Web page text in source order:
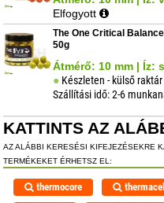
Elfogyott
The One Critical
50g
Átmérő: 10 mm | Íz:
Készleten - külső
Szállítási idő: 2-6
KATTINTS AZ
AZ ALÁBBI KERESÉSI KIFEJEZÉSEKRE
TERMÉKEKET ÉRHETSZ EL:
thermocore